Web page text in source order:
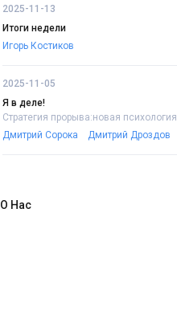
2025-11-13
Итоги недели
Игорь Костиков
2025-11-05
Я в деле!
Стратегия прорыва:новая психология
Дмитрий Сорока
Дмитрий Дроздов
О Нас